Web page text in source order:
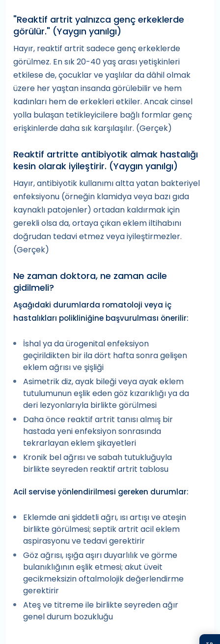
"Reaktif artrit yalnızca genç erkeklerde
görülür." (Yaygın yanılgı)
Hayır, reaktif artrit sadece genç erkeklerde
görülmez. En sık 20-40 yaş arası yetişkinleri
etkilese de, çocuklar ve yaşlılar da dâhil olmak
üzere her yaştan insanda görülebilir ve hem
kadınları hem de erkekleri etkiler. Ancak cinsel
yolla bulaşan tetikleyicilere bağlı formlar genç
erişkinlerde daha sık karşılaşılır. (Gerçek)
Reaktif artritte antibiyotik almak hastalığı
kesin olarak iyileştirir. (Yaygın yanılgı)
Hayır, antibiyotik kullanımı altta yatan bakteriyel
enfeksiyonu (örneğin klamidya veya bazı gıda
kaynaklı patojenler) ortadan kaldırmak için
gerekli olsa da, ortaya çıkan eklem iltihabını
doğrudan tedavi etmez veya iyileştirmezler.
(Gerçek)
Ne zaman doktora, ne zaman acile
gidilmeli?
Aşağıdaki durumlarda romatoloji veya iç
hastalıkları polikliniğine başvurulması önerilir:
İshal ya da ürogenital enfeksiyon
geçirildikten bir ila dört hafta sonra gelişen
eklem ağrısı ve şişliği
Asimetrik diz, ayak bileği veya ayak eklem
tutulumunun eşlik eden göz kızarıklığı ya da
deri lezyonlarıyla birlikte görülmesi
Daha önce reaktif artrit tanısı almış bir
hastada yeni enfeksiyon sonrasında
tekrarlayan eklem şikayetleri
Kronik bel ağrısı ve sabah tutukluğuyla
birlikte seyreden reaktif artrit tablosu
Acil servise yönlendirilmesi gereken durumlar:
Eklemde ani şiddetli ağrı, ısı artışı ve ateşin
birlikte görülmesi; septik artrit acil eklem
aspirasyonu ve tedavi gerektirir
Göz ağrısı, ışığa aşırı duyarlılık ve görme
bulanıklığının eşlik etmesi; akut üveit
gecikmeksizin oftalmolojik değerlendirme
gerektirir
Ateş ve titreme ile birlikte seyreden ağır
genel durum bozukluğu